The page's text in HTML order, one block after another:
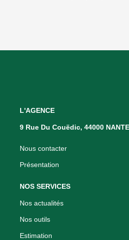
L'AGENCE
9 Rue Du Couëdic, 44000
Nous contacter
Présentation
NOS SERVICES
Nos actualités
Nos outils
Estimation